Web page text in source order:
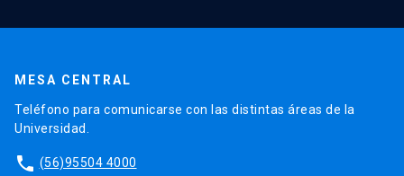
MESA CENTRAL
Teléfono para comunicarse con las distintas áreas de la
Universidad.
phone (56)95504 4000